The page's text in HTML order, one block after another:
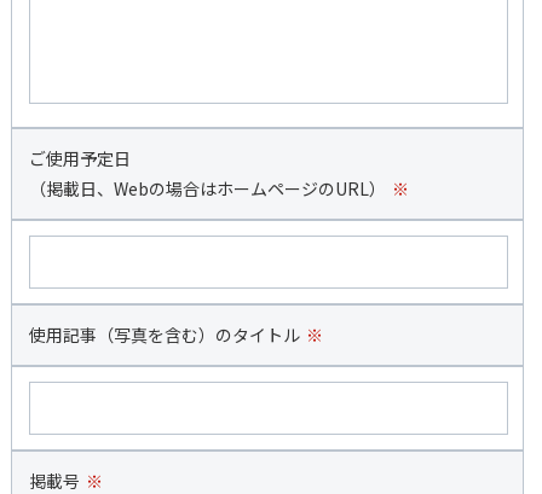
ご使用予定日
（掲載日、Webの場合はホームページのURL）
※
使用記事（写真を含む）のタイトル ※
掲載号 ※